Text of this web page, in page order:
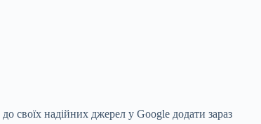
своїх надійних джерел у Google додати зараз